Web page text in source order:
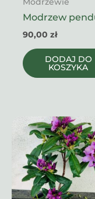
Modrzew
90,00zł
DODAJ DO
KOSZYKA